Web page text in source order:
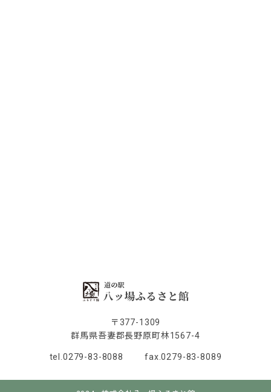
〒377-1309
群馬県吾妻郡長野原町林1567-4
tel.0279-83-8088 fax.0279-83-8089